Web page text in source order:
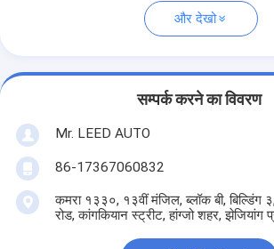
और देखो
सम्पर्क करने का विवरण
Mr. LEED AUTO
86-17367060832
कमरा १३३०, १३वीं मंजिल, ब्लॉक बी,
रोड, कांगकियान स्ट्रीट, हांग्जो शहर, झेजियांग